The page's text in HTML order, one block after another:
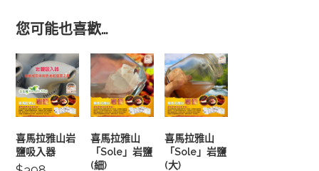
您可能也喜歡…
喜馬拉雅山岩
鹽吸入器
喜馬拉雅山
「Sole」岩鹽
(細)
喜馬拉雅山
「Sole」岩鹽
(大)